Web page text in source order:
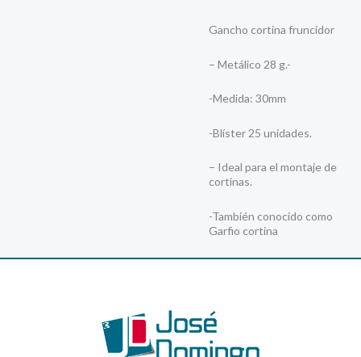
Gancho cortina fruncidor
– Metálico 28 g.-
-Medida: 30mm
-Blíster 25 unidades.
– Ideal para el montaje de
cortinas.
-También conocido como
Garfio cortina